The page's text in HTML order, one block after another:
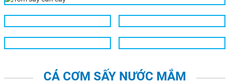
CÁ CƠM SẤY NƯỚC MẮM